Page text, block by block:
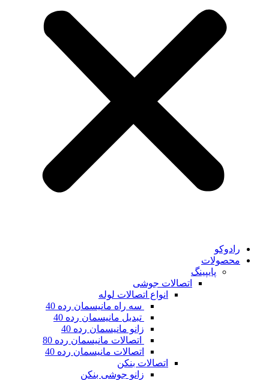
رادوکو
محصولات
پایپینگ
اتصالات جوشی
انواع اتصالات لوله
سه راه مانیسمان رده 40
تبدیل مانیسمان رده 40
زانو مانیسمان رده 40
اتصالات مانیسمان رده 80
اتصالات مانیسمان رده 40
اتصالات بنکن
زانو جوشی بنکن